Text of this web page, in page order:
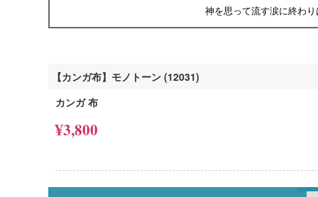
神を思って流す涙に終わ
【カンガ布】モノトーン (12031)
カンガ 布
¥3,800